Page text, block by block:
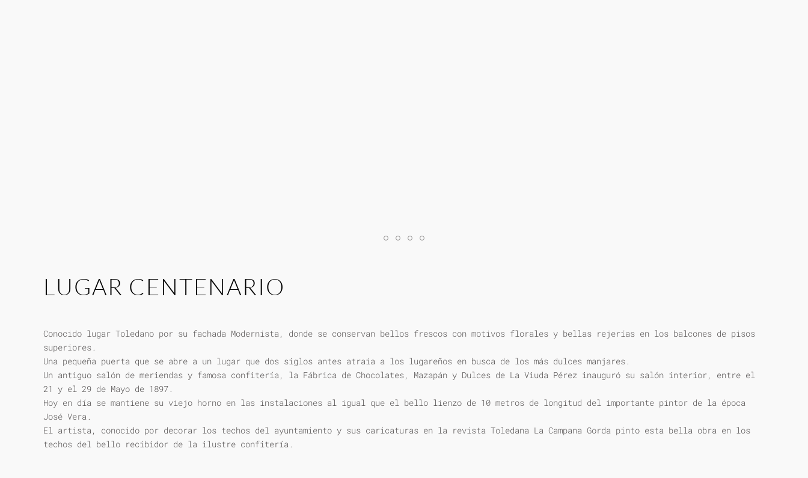
LUGAR CENTENARIO
Conocido lugar Toledano por su fachada Modernista, donde se conservan bellos frescos con motivos florales y bellas rejerías en los balcones de pisos
superiores.
Una pequeña puerta que se abre a un lugar que dos siglos antes atraía a los lugareños en busca de los más dulces manjares.
Un antiguo salón de meriendas y famosa confitería, la Fábrica de Chocolates, Mazapán y Dulces de La Viuda Pérez inauguró su salón interior, entre el
21 y el 29 de Mayo de 1897.
Hoy en día se mantiene su viejo horno en las instalaciones al igual que el bello lienzo de 10 metros de longitud del importante pintor de la época
José Vera.
El artista, conocido por decorar los techos del ayuntamiento y sus caricaturas en la revista Toledana La Campana Gorda pinto esta bella obra en los
techos del bello recibidor de la ilustre confitería.